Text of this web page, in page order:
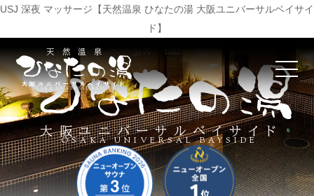
USJ 深夜 マッサージ【天然温泉 ひなたの湯 大阪ユニバーサルベイサイ
ド】